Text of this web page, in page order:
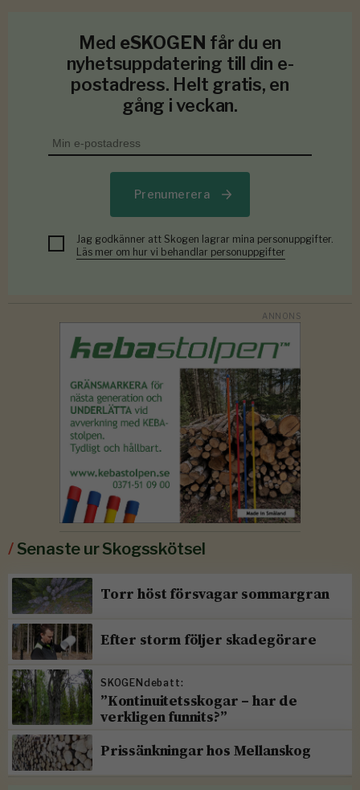
Med eSKOGEN får du en
nyhetsuppdatering till din e-
postadress. Helt gratis, en
gång i veckan.
Prenumerera
Jag godkänner att Skogen lagrar mina personuppgifter.
Läs mer om hur vi behandlar personuppgifter
/Senaste ur Skogsskötsel
Torr höst försvagar sommargran
Efter storm följer skadegörare
SKOGENdebatt:
”Kontinuitetsskogar – har de
verkligen funnits?”
Prissänkningar hos Mellanskog